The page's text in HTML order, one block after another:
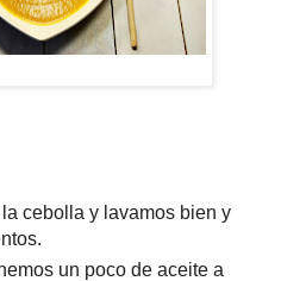
cebolla y lavamos bien y
un poco de aceite a